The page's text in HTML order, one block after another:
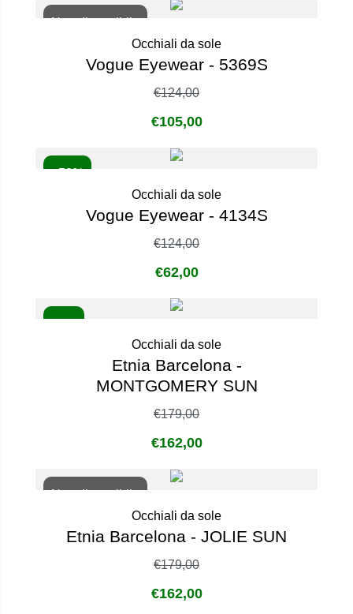
Non disponibile
Occhiali da sole
Vogue Eyewear - 5369S
€124,00
€105,00
- 50%
Occhiali da sole
Vogue Eyewear - 4134S
€124,00
€62,00
Occhiali da sole
Etnia Barcelona -
MONTGOMERY SUN
€179,00
€162,00
Occhiali da sole
Etnia Barcelona - JOLIE SUN
€179,00
€162,00